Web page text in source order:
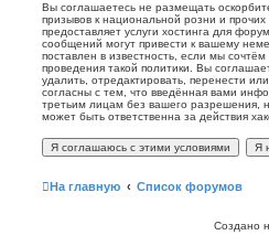
Вы соглашаетесь не размещать
призывов к национальной розни и
предоставляет услуги хостинга для
сообщений могут привести к вашему
поставлен в известность, если мы
проведения такой политики. Вы
удалить, отредактировать, перенести
согласны с тем, что введённая вами
третьим лицам без вашего разрешения,
может быть ответственна за действия
На главную Список форумов
Создано